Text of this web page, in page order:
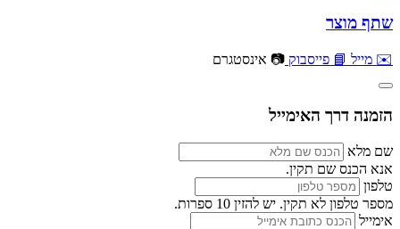
שתף מוצר
✉️ מייל 📘 פייסבוק 📷 אינסטגרם
הזמנה דרך האימייל
שם מלא
אנא הכנס שם תקין.
טלפון
מספר טלפון לא תקין. יש להזין 10 ספרות.
אימייל